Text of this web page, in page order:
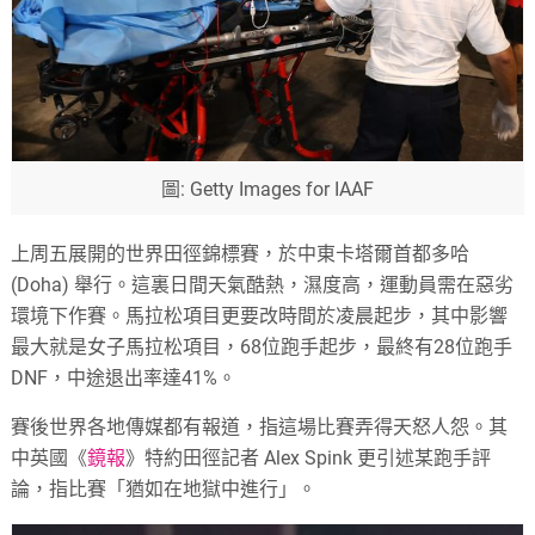
圖: Getty Images for IAAF
上周五展開的世界田徑錦標賽，於中東卡塔爾首都多哈
(Doha) 舉行。這裏日間天氣酷熱，濕度高，運動員需在惡劣
環境下作賽。馬拉松項目更要改時間於凌晨起步，其中影響
最大就是女子馬拉松項目，68位跑手起步，最終有28位跑手
DNF，中途退出率達41%。
賽後世界各地傳媒都有報道，指這場比賽弄得天怒人怨。其
中英國《鏡報》特約田徑記者 Alex Spink 更引述某跑手評
論，指比賽「猶如在地獄中進行」。